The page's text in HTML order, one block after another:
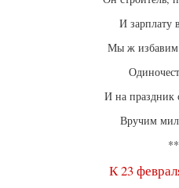
И зарплату
Мы ж избавим
И на
Вручим
К 23